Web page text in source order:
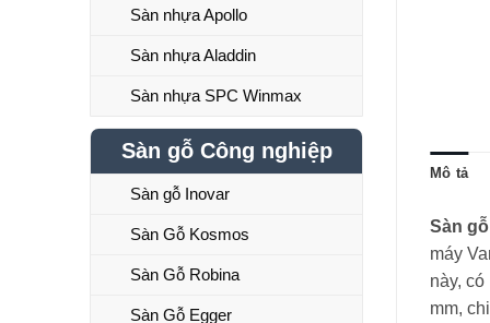
Sàn nhựa Apollo
Sàn nhựa Aladdin
Sàn nhựa SPC Winmax
Sàn gỗ Công nghiệp
Sàn gỗ Inovar
Sàn Gỗ Kosmos
Sàn Gỗ Robina
Sàn Gỗ Egger
Mô tả
Sàn
máy
này,
mm,